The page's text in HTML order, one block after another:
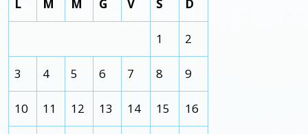
L M M G V S D
1 2
3 4 5 6 7 8 9
10 11 12 13 14 15 16